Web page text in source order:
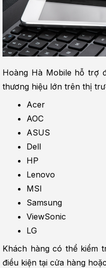
Hoàng Hà Mobile hỗ trợ
thương hiệu lớn trên thị
Acer
AOC
ASUS
Dell
HP
Lenovo
MSI
Samsung
ViewSonic
LG
Khách hàng có thể kiểm
điều kiện tại cửa hàng